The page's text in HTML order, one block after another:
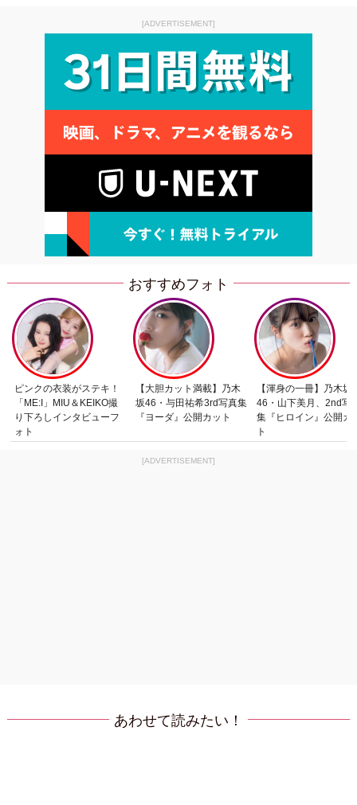
[ADVERTISEMENT]
おすすめフォト
ピンクの衣装がステキ！
「ME:I」MIU＆KEIKO撮
り下ろしインタビューフ
ォト
【大胆カット満載】乃木
坂46・与田祐希3rd写真集
『ヨーダ』公開カット
【渾身の一冊】乃木坂
46・山下美月、2nd写
集『ヒロイン』公開カ
ト
[ADVERTISEMENT]
あわせて読みたい！